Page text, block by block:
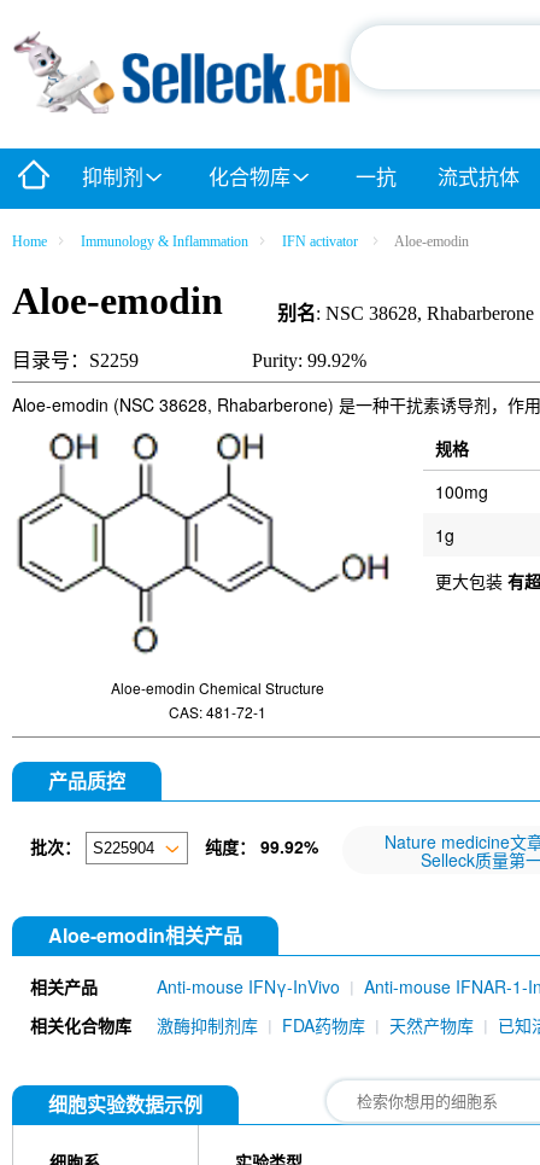
抑制剂 化合物库 一抗 流式抗体
Home Immunology & Inflammation IFN activator Aloe-emodin
Aloe-emodin 别名: NSC 38628, Rhabarberone
目录号：S2259 Purity: 99.92%
Aloe-emodin (NSC 38628, Rhabarberone) 是一种干扰素诱导剂，作
Aloe-emodin Chemical Structure
CAS: 481-72-1
规格
100mg
1g
更大包装 有
产品质控
批次： 纯度： 99.92% Nature medicine文
Selleck质量第
Aloe-emodin相关产品
相关产品 Anti-mouse IFNγ-InVivo
Anti-mouse IFNAR-1-
相关化合物库 激酶抑制剂库 FDA药物库 天然产物库 已知
细胞实验数据示例